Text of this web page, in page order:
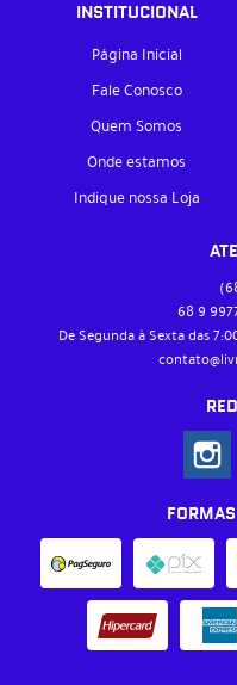
INSTITUCIONAL
Página Inicial
Fale Conosco
Quem Somos
Onde estamos
Indique nossa Loja
68 9
De Segunda à Sexta das